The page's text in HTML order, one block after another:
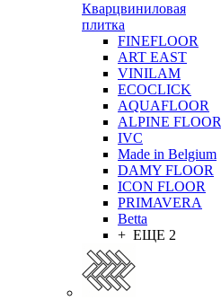
Кварцвиниловая
плитка
FINEFLOOR
ART EAST
VINILAM
ECOCLICK
AQUAFLOOR
ALPINE FLOOR
IVC
Made in Belgium
DAMY FLOOR
ICON FLOOR
PRIMAVERA
Betta
+ ЕЩЕ 2